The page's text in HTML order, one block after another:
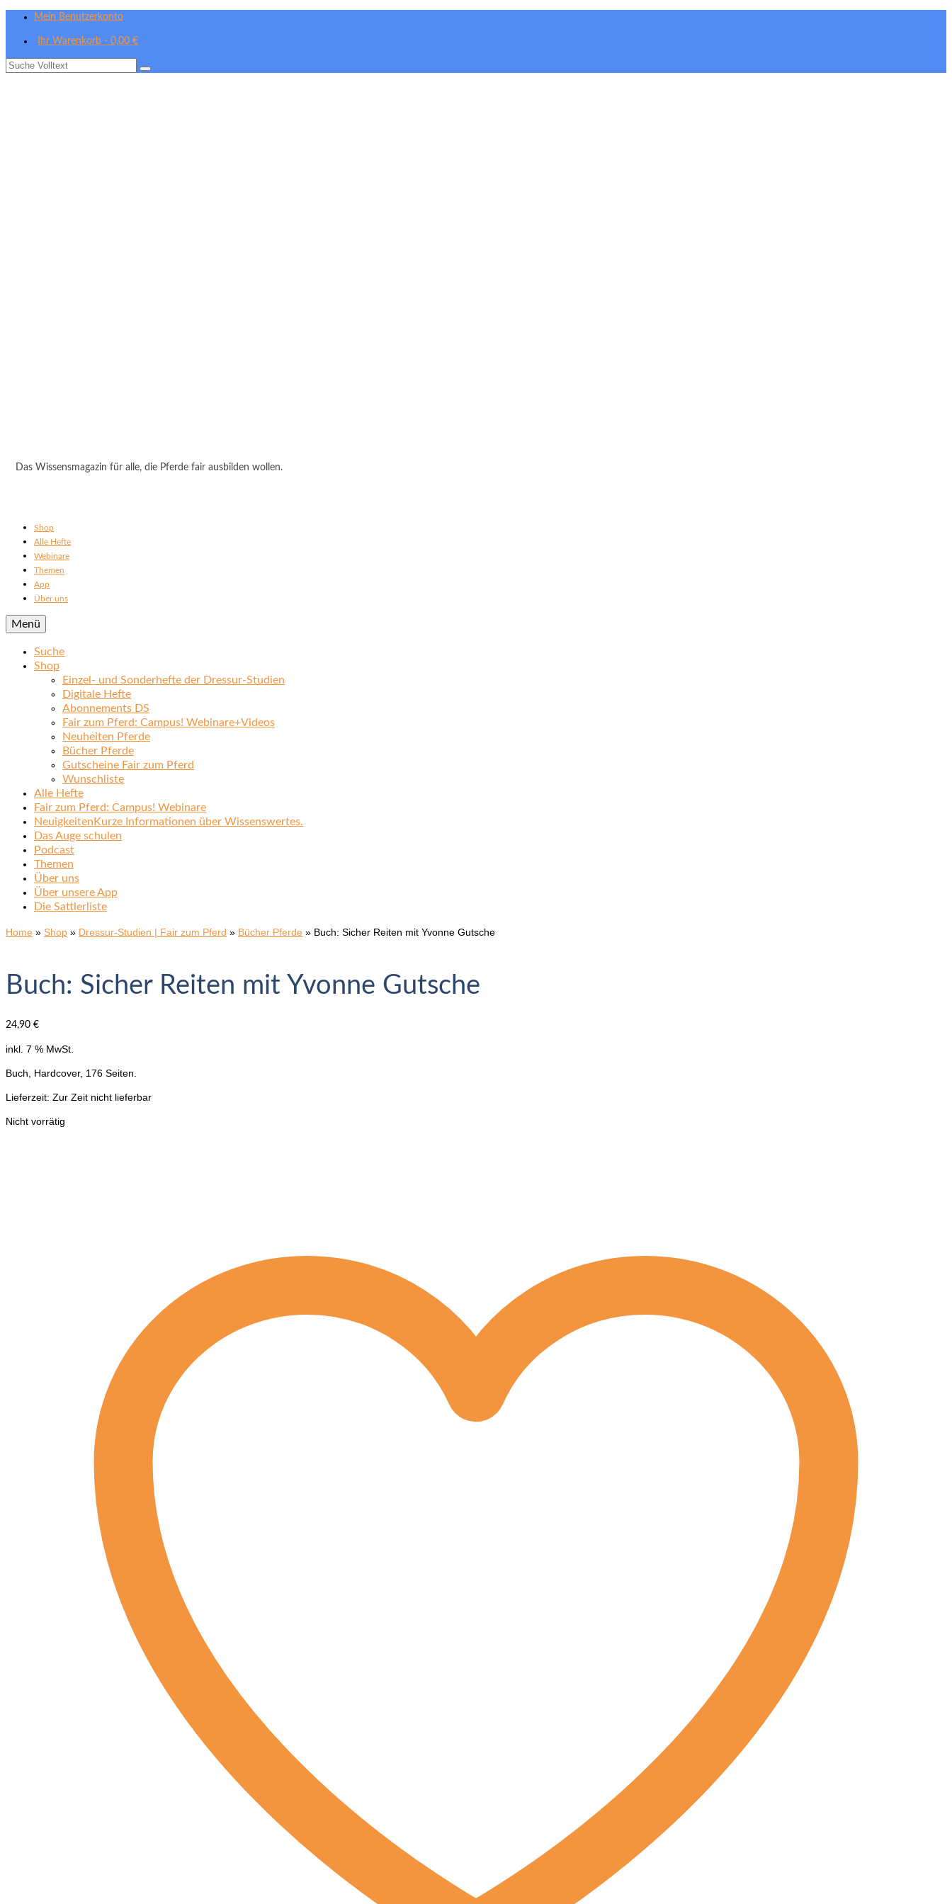
Mein Benutzerkonto
Ihr Warenkorb - 0,00 €
Suche
Das Wissensmagazin für alle, die Pferde fair ausbilden wollen.
Shop
Alle Hefte
Webinare
Themen
App
Über uns
Menü
Suche
Shop
Einzel- und Sonderhefte der Dressur-Studien
Digitale Hefte
Abonnements DS
Fair zum Pferd: Campus! Webinare+Videos
Neuheiten Pferde
Bücher Pferde
Gutscheine Fair zum Pferd
Wunschliste
Alle Hefte
Fair zum Pferd: Campus! Webinare
Neuigkeiten Kurze Informationen über Wissenswertes.
Das Auge schulen
Podcast
Themen
Über uns
Über unsere App
Die Sattlerliste
Home » Shop » Dressur-Studien | Fair zum Pferd » Bücher Pferde » Buch: Sicher Reiten mit Yvonne Gutsche
Buch: Sicher Reiten mit Yvonne Gutsche
24,90 €
inkl. 7 % MwSt.
Buch, Hardcover, 176 Seiten.
Lieferzeit: Zur Zeit nicht lieferbar
Nicht vorrätig